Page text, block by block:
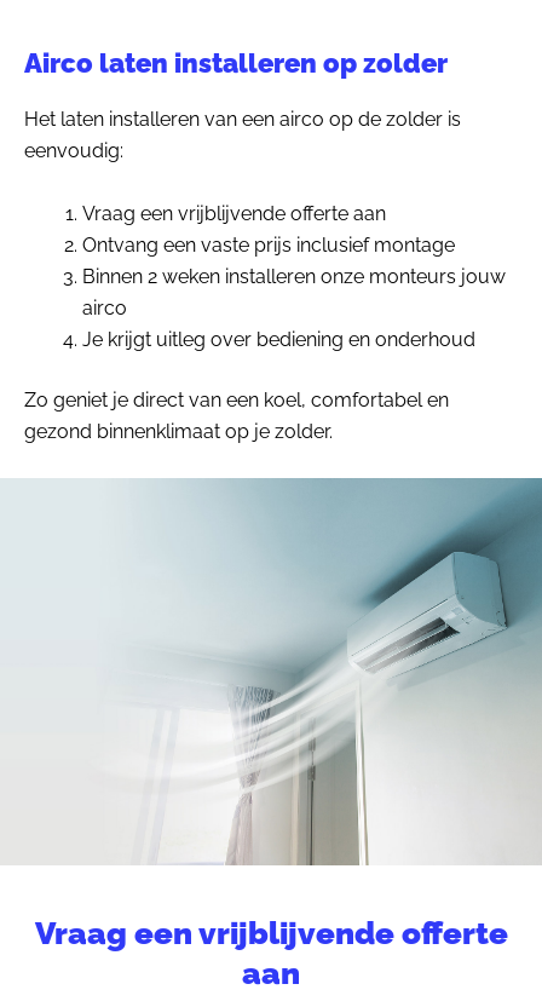
Airco laten installeren op zolder
Het laten installeren van een airco op de zolder is
eenvoudig:
Vraag een vrijblijvende offerte aan
Ontvang een vaste prijs inclusief montage
Binnen 2 weken installeren onze monteurs jouw
airco
Je krijgt uitleg over bediening en onderhoud
Zo geniet je direct van een koel, comfortabel en
gezond binnenklimaat op je zolder.
Vraag een vrijblijvende offerte
aan